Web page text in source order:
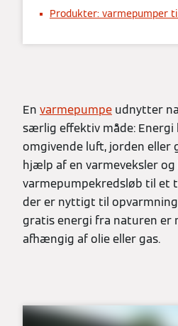
Produkter: varmepumper
En varmepumpe udnytter
særlig effektiv måde: Energi
omgivende luft, jorden eller
hjælp af en varmeveksler
varmepumpekredsløb til et
der er nyttigt til
gratis energi fra naturen er
afhængig af olie eller gas.